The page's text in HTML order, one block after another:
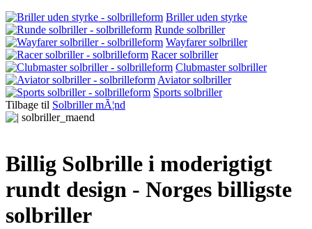
Briller uden styrke
Runde solbriller
Wayfarer solbriller
Racer solbriller
Clubmaster solbriller
Aviator solbriller
Sports solbriller
Tilbage til Solbriller mÃ¦nd
Billig Solbrille i moderigtigt
rundt design - Norges billigste
solbriller